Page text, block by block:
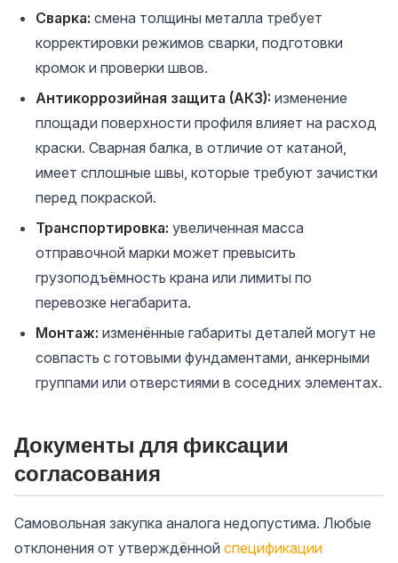
Сварка: смена толщины металла требует
корректировки режимов сварки, подготовки
кромок и проверки швов.
Антикоррозийная защита (АКЗ): изменение
площади поверхности профиля влияет на расход
краски. Сварная балка, в отличие от катаной,
имеет сплошные швы, которые требуют зачистки
перед покраской.
Транспортировка: увеличенная масса
отправочной марки может превысить
грузоподъёмность крана или лимиты по
перевозке негабарита.
Монтаж: изменённые габариты деталей могут не
совпасть с готовыми фундаментами, анкерными
группами или отверстиями в соседних элементах.
Документы для фиксации
согласования
Самовольная закупка аналога недопустима. Любые
отклонения от утверждённой спецификации